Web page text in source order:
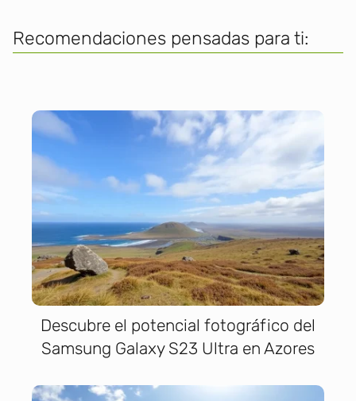
Recomendaciones pensadas para ti:
Descubre el potencial fotográfico del
Samsung Galaxy S23 Ultra en Azores